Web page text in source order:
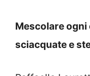
Mescolare ogni
sciacquate e